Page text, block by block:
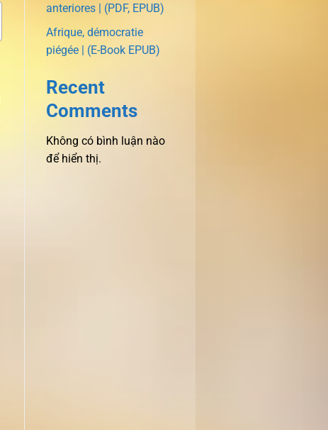
anteriores | (PDF, EPUB)
Afrique, démocratie
piégée | (E-Book EPUB)
Recent
Comments
Không có bình luận nào
để hiển thị.